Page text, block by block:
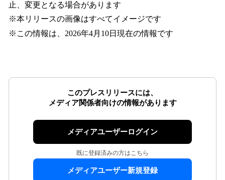
止、変更となる場合があります
※本リリースの画像はすべてイメージです
※この情報は、2026年4月10日現在の情報です
このプレスリリースには、
メディア関係者向けの情報があります
メディアユーザーログイン
既に登録済みの方はこちら
メディアユーザー新規登録